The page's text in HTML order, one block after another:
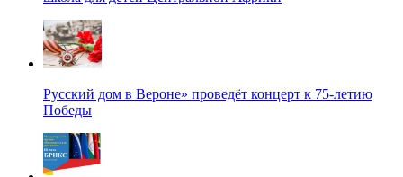
Русский дом в Вероне» проведёт концерт к 75-летию
Победы